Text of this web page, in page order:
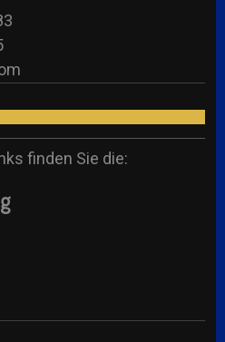
finden Sie die: